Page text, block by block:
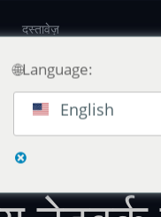
दस्तावेज़
🌐Language:
English